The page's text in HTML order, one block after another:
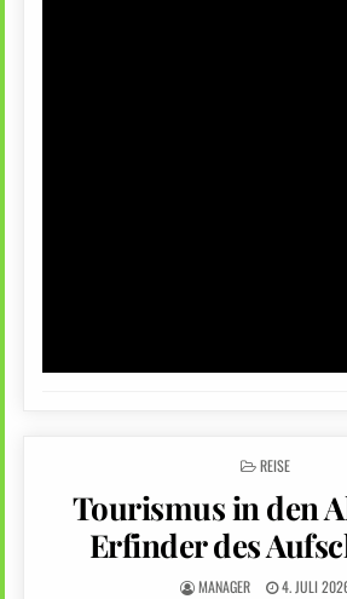
POSTED
REISE
Tourismus in den
Erfinder des
MANAGER 4. JULI